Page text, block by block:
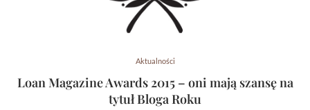
Aktualności
Loan Magazine Awards 2015 – oni mają szansę na
tytuł Bloga Roku